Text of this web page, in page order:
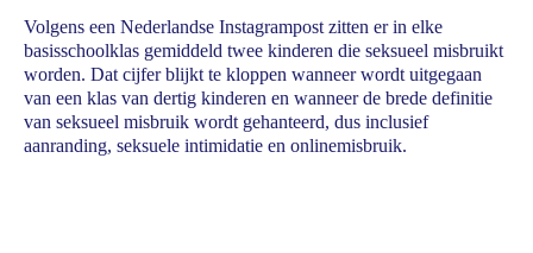
Volgens een Nederlandse Instagrampost zitten er in elke
basisschoolklas gemiddeld twee kinderen die seksueel misbruikt
worden. Dat cijfer blijkt te kloppen wanneer wordt uitgegaan
van een klas van dertig kinderen en wanneer de brede definitie
van seksueel misbruik wordt gehanteerd, dus inclusief
aanranding, seksuele intimidatie en onlinemisbruik.